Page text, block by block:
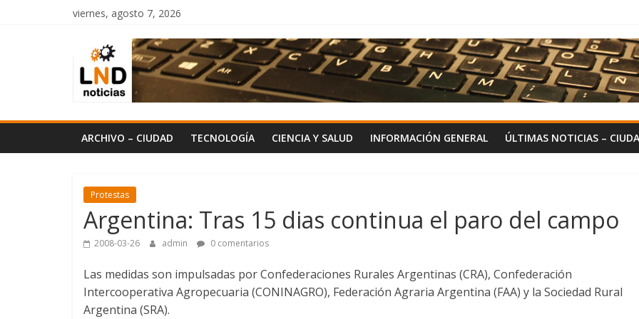
viernes, agosto 7, 2026
LND
Noticias
ARCHIVO – CIUDAD TECNOLOGÍA CIENCIA Y SALUD INFORMACIÓN GENERAL ÚLTIMAS NOTICIAS –
Protestas
Argentina: Tras 15 dias continua el paro del campo
2008-03-26 admin 0 comentarios
Las medidas son impulsadas por Confederaciones Rurales Argentinas (CRA), Confederación
Intercooperativa Agropecuaria (CONINAGRO), Federación Agraria Argentina (FAA) y la Sociedad Rural
Argentina (SRA).